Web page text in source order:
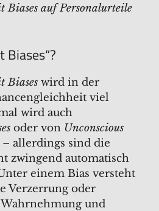
auf Personalurteile
Biases“?
Biases wird in der
viel
wird auch
oder von Unconscious
– allerdings sind die
zwingend automatisch
einem Bias versteht
Verzerrung oder
und